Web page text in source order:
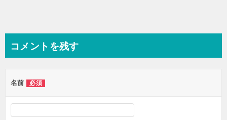
コメントを残す
名前 必須